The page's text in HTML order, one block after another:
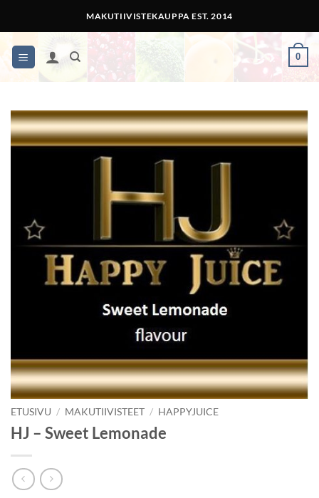
content
MAKUTIIVISTEKAUPPA EST. 2014
0
ETUSIVU / MAKUTIIVISTEET / HAPPYJUICE
HJ – Sweet Lemonade